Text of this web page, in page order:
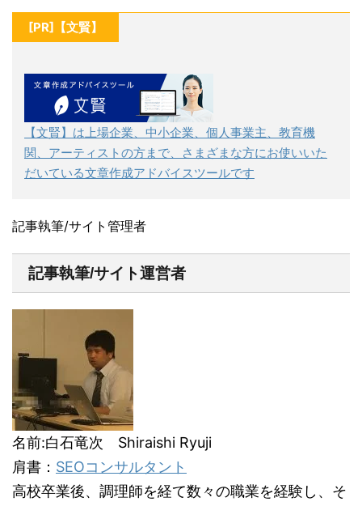
[PR]【文賢】
【文賢】は上場企業、中小企業、個人事業主、教育機
関、アーティストの方まで、さまざまな方にお使いいた
だいている文章作成アドバイスツールです
記事執筆/サイト管理者
記事執筆/サイト運営者
名前:白石竜次 Shiraishi Ryuji
肩書： SEOコンサルタント
高校卒業後、調理師を経て数々の職業を経験し、そ